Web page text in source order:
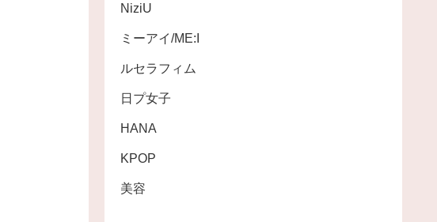
NiziU
ミーアイ/ME:I
ルセラフィム
日プ女子
HANA
KPOP
美容